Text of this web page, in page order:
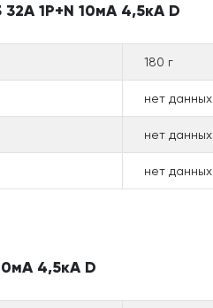
1P+N 10мА 4,5кА D
180 г
нет данных
нет данных
нет данных
4,5кА D